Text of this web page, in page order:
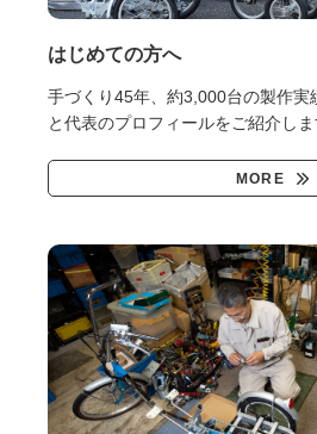
はじめての方へ
手づくり45年、約3,000台の製作実
と代表のプロフィールをご紹介しま
MORE